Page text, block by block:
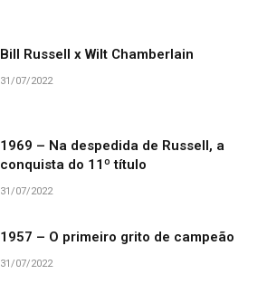
Bill Russell x Wilt Chamberlain
31/07/2022
1969 – Na despedida de Russell, a
conquista do 11º título
31/07/2022
1957 – O primeiro grito de campeão
31/07/2022